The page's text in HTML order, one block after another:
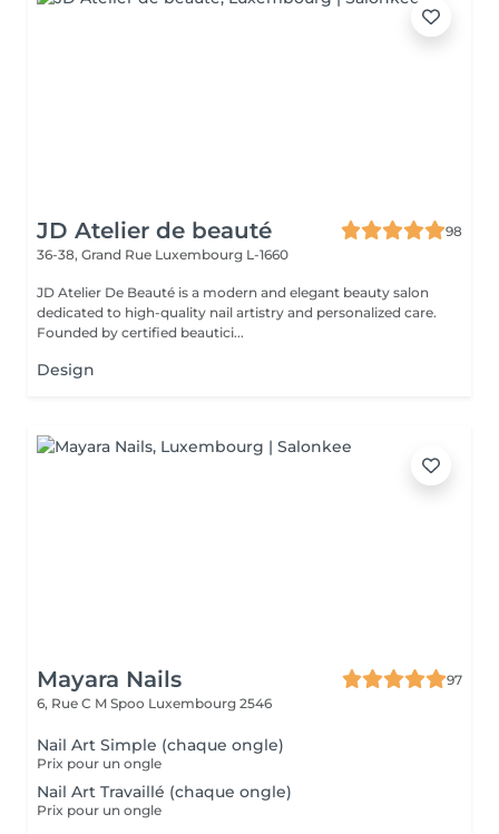
JD Atelier de beauté
98
36-38, Grand Rue Luxembourg L-1660
JD Atelier De Beauté is a modern and elegant beauty salon
dedicated to high-quality nail artistry and personalized care.
Founded by certified beautici...
Design
Mayara Nails
97
6, Rue C M Spoo Luxembourg 2546
Nail Art Simple (chaque ongle)
Prix pour un ongle
Nail Art Travaillé (chaque ongle)
Prix pour un ongle